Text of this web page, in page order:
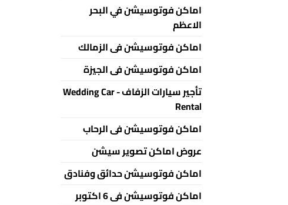
اماكن فوتوسيشن في البحر
الاعظم
اماكن فوتوسيشن فى الزمالك
اماكن فوتوسيشن فى الجيزة
تأجير سيارات الزفاف - Wedding Car
Rental
اماكن فوتوسيشن فى الرحاب
عروض اماكن تصوير سيشن
اماكن فوتوسيشن حدائق وفنادق
اماكن فوتوسيشن فى 6 اكتوبر